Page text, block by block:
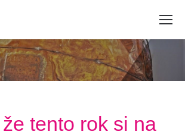
tento rok si na